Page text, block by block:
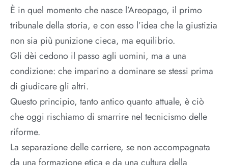
È in quel momento che nasce l’Areopago, il primo
tribunale della storia, e con esso l’idea che la giustizia
non sia più punizione cieca, ma equilibrio.
Gli dèi cedono il passo agli uomini, ma a una
condizione: che imparino a dominare se stessi prima
di giudicare gli altri.
Questo principio, tanto antico quanto attuale, è ciò
che oggi rischiamo di smarrire nel tecnicismo delle
riforme.
La separazione delle carriere, se non accompagnata